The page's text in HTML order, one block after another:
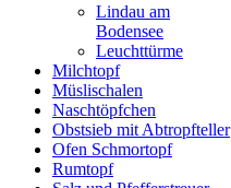
Lindau am
Bodensee
Leuchttürme
Milchtopf
Müslischalen
Naschtöpfchen
Obstsieb mit Abtropfteller
Ofen Schmortopf
Rumtopf